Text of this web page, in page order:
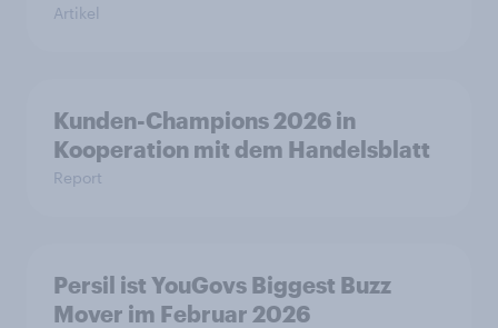
Artikel
Kunden-Champions 2026 in
Kooperation mit dem Handelsblatt
Report
Persil ist YouGovs Biggest Buzz
Mover im Februar 2026